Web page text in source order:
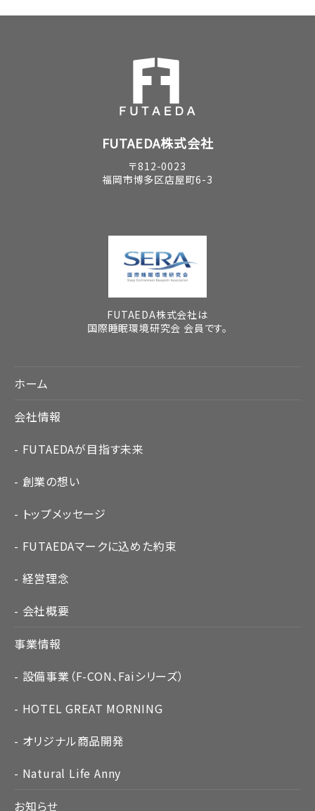
FUTAEDA株式会社
〒812-0023
福岡市博多区店屋町6-3
FUTAEDA株式会社は
国際睡眠環境研究会 会員です。
ホーム
会社情報
FUTAEDAが目指す未来
創業の想い
トップメッセージ
FUTAEDAマークに込めた約束
経営理念
会社概要
事業情報
設備事業（F-CON、Faiシリーズ）
HOTEL GREAT MORNING
オリジナル商品開発
Natural Life Anny
お知らせ